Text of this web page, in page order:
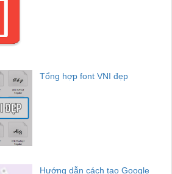
Tổng hợp font VNI đẹp
Hướng dẫn cách tạo Google